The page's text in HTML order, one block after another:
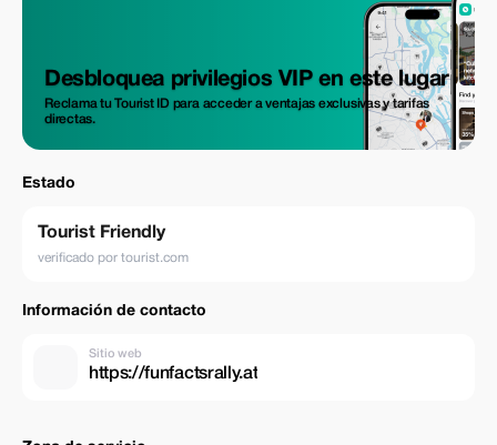
Desbloquea privilegios VIP en este lugar
Reclama tu Tourist ID para acceder a ventajas exclusivas y tarifas
directas.
Estado
Tourist Friendly
verificado por tourist.com
Información de contacto
Sitio web
https://funfactsrally.at